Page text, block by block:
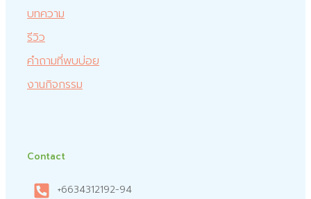
บทความ
รีวิว
คำถามที่พบบ่อย
งานกิจกรรม
Contact
+6634312192-94